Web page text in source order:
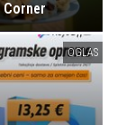
Corner
OGLAS